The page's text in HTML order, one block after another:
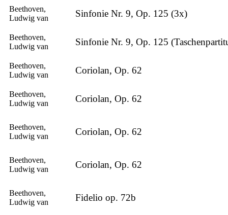
Beethoven,
Ludwig van
Sinfonie Nr. 9, Op. 125 (3x)
Beethoven,
Ludwig van
Sinfonie Nr. 9, Op. 125
Beethoven,
Ludwig van
Coriolan, Op. 62
Beethoven,
Ludwig van
Coriolan, Op. 62
Beethoven,
Ludwig van
Coriolan, Op. 62
Beethoven,
Ludwig van
Coriolan, Op. 62
Beethoven,
Ludwig van
Fidelio op. 72b